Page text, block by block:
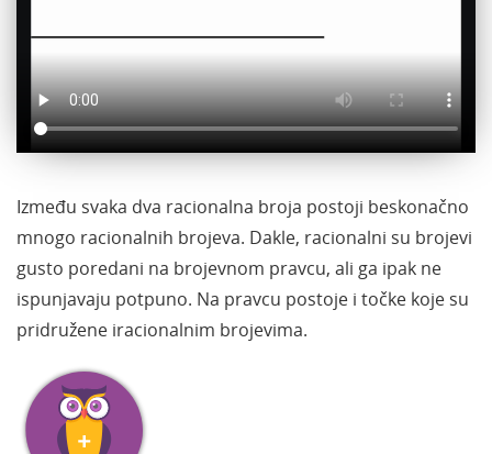
Između svaka dva racionalna broja postoji beskonačno
mnogo racionalnih brojeva. Dakle, racionalni su brojevi
gusto poredani na brojevnom pravcu, ali ga ipak ne
ispunjavaju potpuno. Na pravcu postoje i točke koje su
pridružene iracionalnim brojevima.